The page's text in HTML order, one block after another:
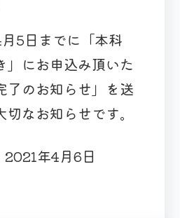
月5日までに「本科
」にお申込み頂いた
了のお知らせ」を送
なお知らせです。
2021年4月6日